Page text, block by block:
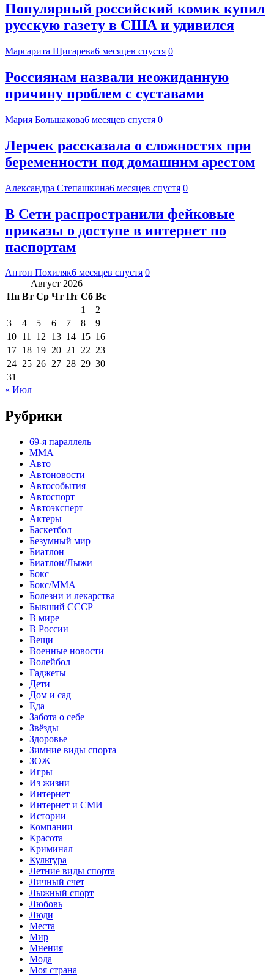
Популярный российский комик купил
русскую газету в США и удивился
Маргарита Щигарева6 месяцев спустя 0
Россиянам назвали неожиданную
причину проблем с суставами
Мария Большакова6 месяцев спустя 0
Лерчек рассказала о сложностях при
беременности под домашним арестом
Александра Степашкина6 месяцев спустя 0
В Сети распространили фейковые
приказы о доступе в интернет по
паспортам
Антон Похиляк6 месяцев спустя 0
Август 2026
Пн Вт Ср Чт Пт Сб Вс
1
2
3
4 5 6 7 8
9
10 11 12 13 14 15 16
17 18 19 20 21 22 23
24 25 26 27 28 29 30
31
« Июл
Рубрики
69-я параллель
MMA
Авто
Автоновости
Автособытия
Автоспорт
Автоэксперт
Актеры
Баскетбол
Безумный мир
Биатлон
Биатлон/Лыжи
Бокс
Бокс/MMA
Болезни и лекарства
Бывший СССР
В мире
В России
Вещи
Военные новости
Волейбол
Гаджеты
Дети
Дом и сад
Еда
Забота о себе
Звёзды
Здоровье
Зимние виды спорта
ЗОЖ
Игры
Из жизни
Интернет
Интернет и СМИ
Истории
Компании
Красота
Криминал
Культура
Летние виды спорта
Личный счет
Лыжный спорт
Любовь
Люди
Места
Мир
Мнения
Мода
Моя страна